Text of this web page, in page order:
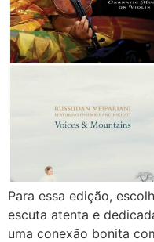
Para essa edição,
escuta atenta e
uma conexão bonita